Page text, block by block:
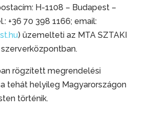
H-1108 – Budapest –
+36 70 398 1166; email:
) üzemelteti az MTA SZTAKI
rögzített megrendelési
tehát helyileg Magyarországon
történik.